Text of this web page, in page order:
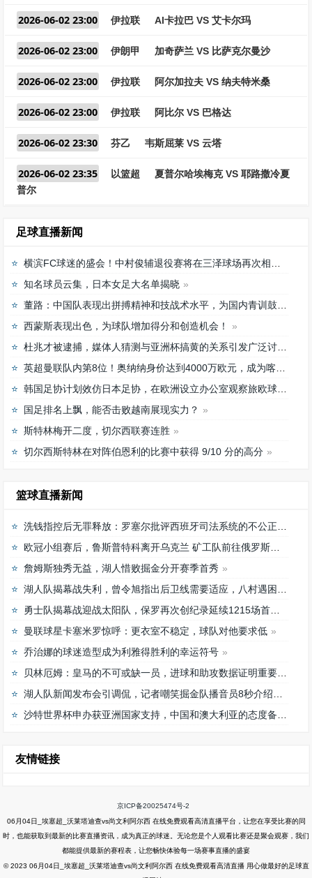
2026-06-02 23:00 伊拉联 Al卡拉巴 VS 艾卡尔玛
2026-06-02 23:00 伊朗甲 加奇萨兰 VS 比萨克尔曼沙
2026-06-02 23:00 伊拉联 阿尔加拉夫 VS 纳夫特米桑
2026-06-02 23:00 伊拉联 阿比尔 VS 巴格达
2026-06-02 23:30 芬乙 韦斯屈莱 VS 云塔
2026-06-02 23:35 以篮超
夏普尔哈埃梅克 VS 耶路撒冷夏
普尔
足球直播新闻
横滨FC球迷的盛会！中村俊辅退役赛将在三泽球场再次相聚
知名球员云集，日本女足大名单揭晓
董路：中国队表现出拼搏精神和技战术水平，为国内青训鼓舞
西蒙斯表现出色，为球队增加得分和创造机会！
杜兆才被逮捕，媒体人猜测与亚洲杯搞黄的关系引发广泛讨论
英超曼联队内第8位！奥纳纳身价达到4000万欧元，成为喀麦隆最贵门将
韩国足协计划效仿日本足协，在欧洲设立办公室观察旅欧球员的身体情况
国足排名上飘，能否击败越南展现实力？
斯特林梅开二度，切尔西联赛连胜
切尔西斯特林在对阵伯恩利的比赛中获得 9/10 分的高分
篮球直播新闻
洗钱指控后无罪释放：罗塞尔批评西班牙司法系统的不公正待遇
欧冠小组赛后，鲁斯普特科离开乌克兰 矿工队前往俄罗斯，未来发展如何？
詹姆斯独秀无益，湖人惜败掘金分开赛季首秀
湖人队揭幕战失利，曾令旭指出后卫线需要适应，八村遇困难
勇士队揭幕战迎战太阳队，保罗再次创纪录延续1215场首发之路
曼联球星卡塞米罗惊呼：更衣室不稳定，球队对他要求低
乔治娜的球迷造型成为利雅得胜利的幸运符号
贝林厄姆：皇马的不可或缺一员，进球和助攻数据证明重要性
湖人队新闻发布会引调侃，记者嘲笑掘金队播音员8秒介绍首发阵容速度
沙特世界杯申办获亚洲国家支持，中国和澳大利亚的态度备受关注
友情链接
京ICP备20025474号-2
06月04日_埃塞超_沃莱塔迪查vs尚文利阿尔西 在线免费观看高清直播平台，让您在享受比赛的同
时，也能获取到最新的比赛直播资讯，成为真正的球迷。无论您是个人观看比赛还是聚会观赛，我们
都能提供最新的赛程表，让您畅快体验每一场赛事直播的盛宴
© 2023 06月04日_埃塞超_沃莱塔迪查vs尚文利阿尔西 在线免费观看高清直播 用心做最好的足球直